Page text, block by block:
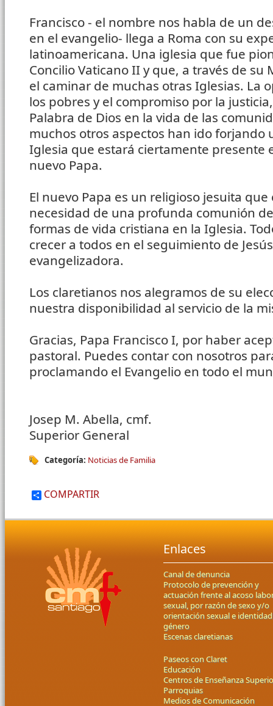
Francisco - el nombre nos habla de un
en el evangelio- llega a Roma con su
latinoamericana. Una iglesia que fue
Concilio Vaticano II y que, a través de
el caminar de muchas otras Iglesias. La
los pobres y el compromiso por la
Palabra de Dios en la vida de las
muchos otros aspectos han ido forjando
Iglesia que estará ciertamente presente
nuevo Papa.
El nuevo Papa es un religioso jesuita
necesidad de una profunda comunión
formas de vida cristiana en la Iglesia.
crecer a todos en el seguimiento de
evangelizadora.
Los claretianos nos alegramos de su
nuestra disponibilidad al servicio de la
Gracias, Papa Francisco I, por haber
pastoral. Puedes contar con nosotros
proclamando el Evangelio en todo el
Josep M. Abella, cmf.
Superior General
Categoría: Noticias de Familia
COMPARTIR
Enlaces
Canal de denuncia
Protocolo de prevención y
actuación frente al acoso
sexual, por razón de sexo y/o
orientación sexual e
género
Escenas claretianas
Paseos con Claret
Educación
Centros de Enseñanza
Parroquias
Medios de Comunicación